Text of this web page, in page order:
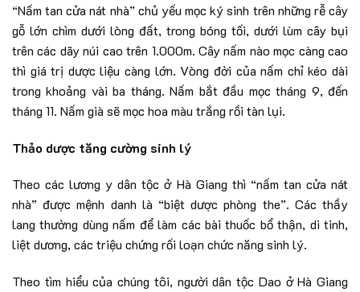
“Nấm tan cửa nát nhà” chủ yếu mọc ký sinh trên những rễ cây
gỗ lớn chìm dưới lòng đất, trong bóng tối, dưới lùm cây bụi
trên các dãy núi cao trên 1.000m. Cây nấm nào mọc càng cao
thì giá trị dược liệu càng lớn. Vòng đời của nấm chỉ kéo dài
trong khoảng vài ba tháng. Nấm bắt đầu mọc tháng 9, đến
tháng 11. Nấm già sẽ mọc hoa màu trắng rồi tàn lụi.
Thảo dược tăng cường sinh lý
Theo các lương y dân tộc ở Hà Giang thì “nấm tan cửa nát
nhà” được mệnh danh là “biệt dược phòng the”. Các thầy
lang thường dùng nấm để làm các bài thuốc bổ thận, di tinh,
liệt dương, các triệu chứng rối loạn chức năng sinh lý.
Theo tìm hiểu của chúng tôi, người dân tộc Dao ở Hà Giang